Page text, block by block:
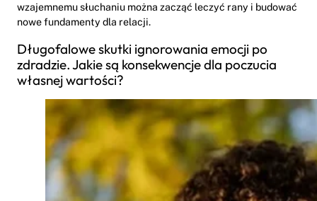
wzajemnemu słuchaniu można zacząć leczyć rany i budować
nowe fundamenty dla relacji.
Długofalowe skutki ignorowania emocji po
zdradzie. Jakie są konsekwencje dla poczucia
własnej wartości?